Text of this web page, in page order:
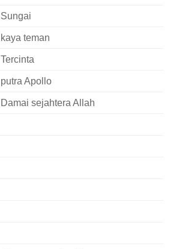
Sungai
kaya teman
Tercinta
putra Apollo
Damai sejahtera Allah